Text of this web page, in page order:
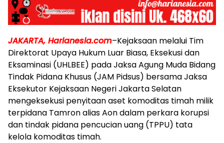
JAKARTA, Harianesia.com–Kejaksaan melalui Tim
Direktorat Upaya Hukum Luar Biasa, Eksekusi dan
Eksaminasi (UHLBEE) pada Jaksa Agung Muda Bidang
Tindak Pidana Khusus (JAM Pidsus) bersama Jaksa
Eksekutor Kejaksaan Negeri Jakarta Selatan
mengeksekusi penyitaan aset komoditas timah milik
terpidana Tamron alias Aon dalam perkara korupsi
dan tindak pidana pencucian uang (TPPU) tata
kelola komoditas timah.